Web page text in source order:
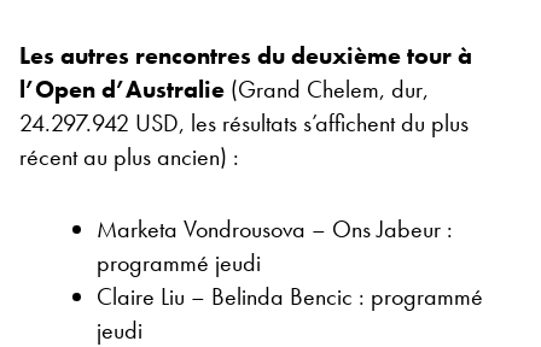
Les autres rencontres du deuxième tour à
l’Open d’Australie (Grand Chelem, dur,
24.297.942 USD, les résultats s’affichent du plus
récent au plus ancien) :
Marketa Vondrousova – Ons Jabeur :
programmé jeudi
Claire Liu – Belinda Bencic : programmé
jeudi